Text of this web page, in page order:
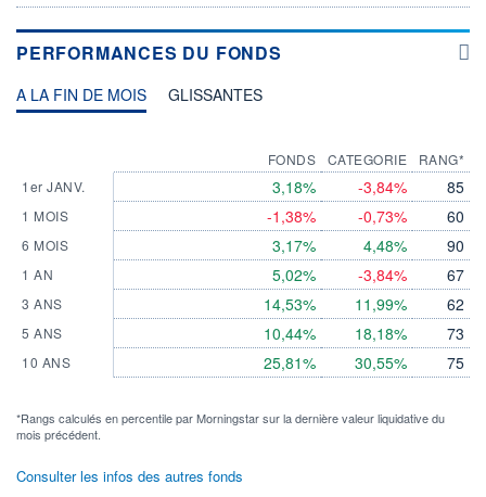
PERFORMANCES DU FONDS
A LA FIN DE MOIS GLISSANTES
1er JANV.
1 MOIS
6 MOIS
1 AN
3 ANS
5 ANS
10 ANS
FONDS
3,18%
-1,38%
3,17%
5,02%
14,53%
10,44%
25,81%
CATEGORIE
-3,84%
-0,73%
4,48%
-3,84%
11,99%
18,18%
30,55%
RANG*
85
60
90
67
62
73
75
*Rangs calculés en percentile par Morningstar sur la dernière valeur liquidative du
mois précédent.
Consulter les infos des autres fonds